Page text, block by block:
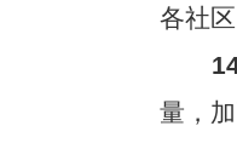
各社
量，